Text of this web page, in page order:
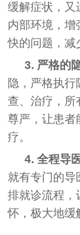
缓解症状，又
内部环境，增
快的问题，减
3. 严格的
隐，严格执
查、治疗，所
尊严，让患者
疗。
4. 全程导
就有专门的导
排就诊流程，
怀，极大地缓